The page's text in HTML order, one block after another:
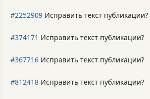
#2252909 Исправить текст публикации?
#374171 Исправить текст публикации?
#367716 Исправить текст публикации?
#812418 Исправить текст публикации?